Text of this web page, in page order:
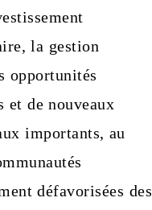
la gestion
opportunités
et de nouveaux
importants, au
défavorisées des